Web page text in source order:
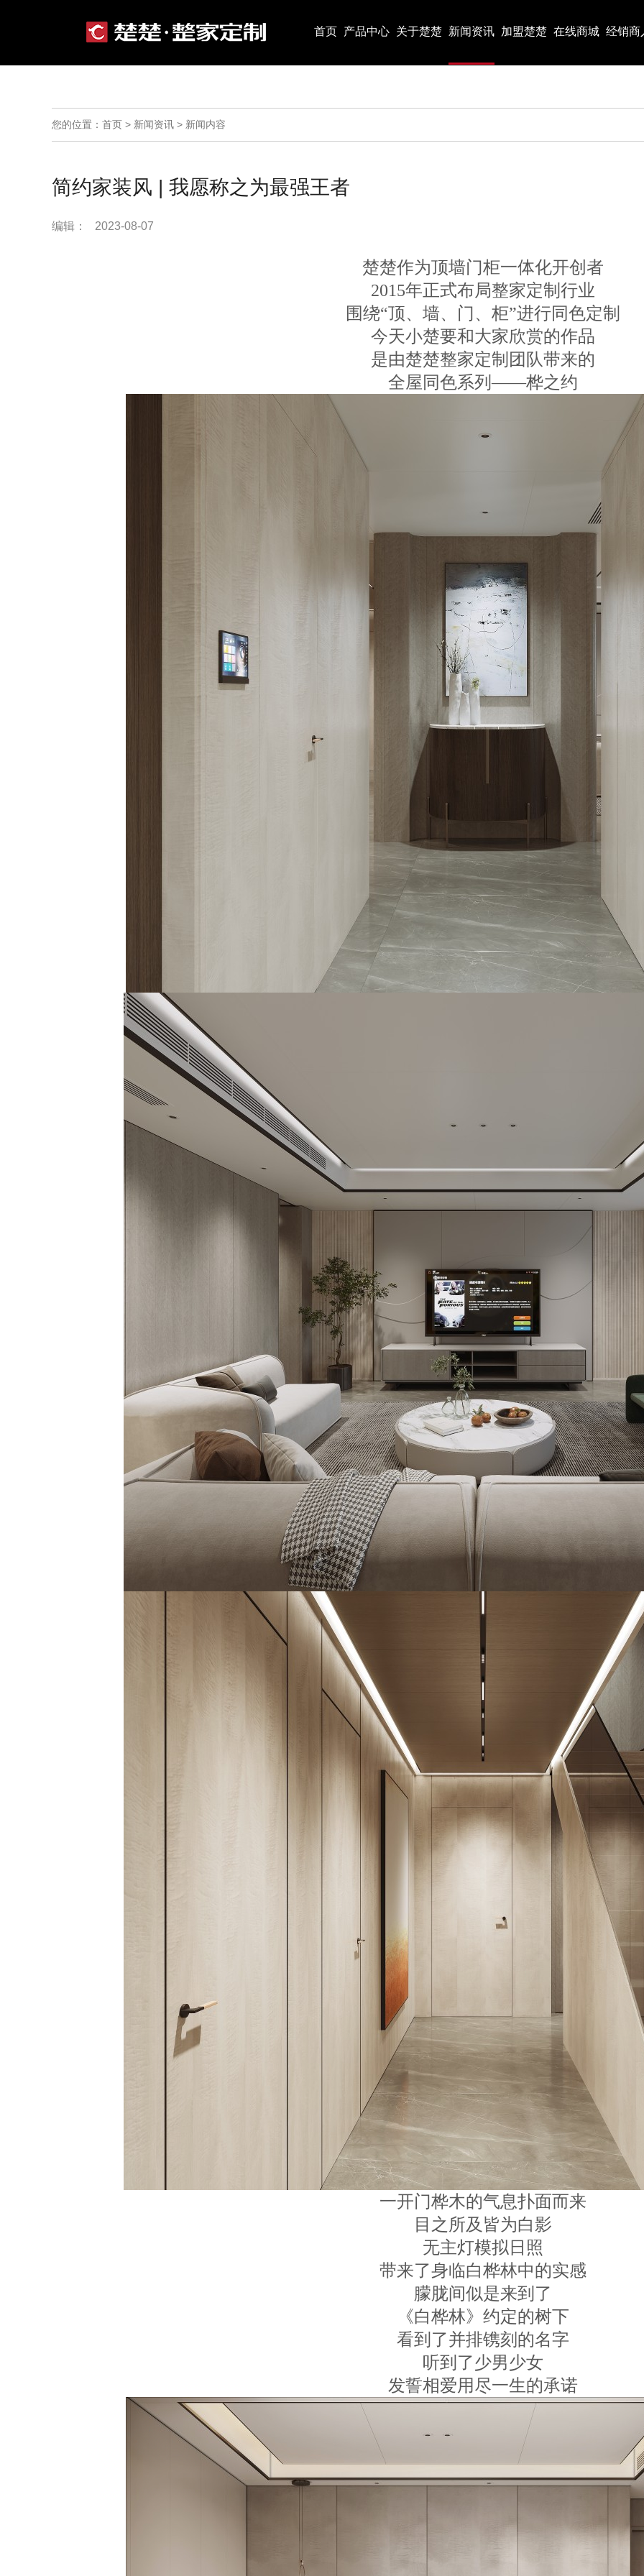
首页 产品中心 关于楚楚 新闻资讯 加盟楚楚 在线商城 经销商
您的位置：首页 > 新闻资讯 > 新闻内容
简约家装风 | 我愿称之为最强王者
编辑： 2023-08-07
楚楚作为顶墙门柜一体化开创者
2015年正式布局整家定制行业
围绕“顶、墙、门、柜”进行同色定制
今天小楚要和大家欣赏的作品
是由楚楚整家定制团队带来的
全屋同色系列——桦之约
一开门桦木的气息扑面而来
目之所及皆为白影
无主灯模拟日照
带来了身临白桦林中的实感
朦胧间似是来到了
《白桦林》约定的树下
看到了并排镌刻的名字
听到了少男少女
发誓相爱用尽一生的承诺